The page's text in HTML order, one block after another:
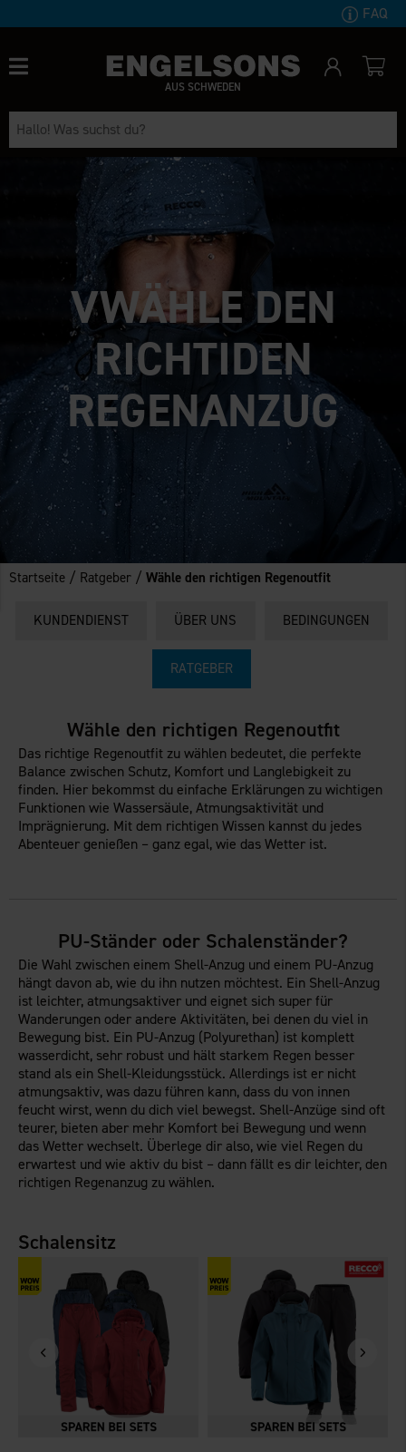
FAQ
AUS SCHWEDEN
VWÄHLE DEN
RICHTIDEN
REGENANZUG
Startseite / Ratgeber /Wähle den richtigen Regenoutfit
KUNDENDIENST ÜBER UNS BEDINGUNGEN
RATGEBER
Wähle den richtigen Regenoutfit
Das richtige Regenoutfit zu wählen bedeutet, die perfekte
Balance zwischen Schutz, Komfort und Langlebigkeit zu
finden. Hier bekommst du einfache Erklärungen zu wichtigen
Funktionen wie Wassersäule, Atmungsaktivität und
Imprägnierung. Mit dem richtigen Wissen kannst du jedes
Abenteuer genießen – ganz egal, wie das Wetter ist.
PU-Ständer oder Schalenständer?
Die Wahl zwischen einem Shell-Anzug und einem PU-Anzug
hängt davon ab, wie du ihn nutzen möchtest. Ein Shell-Anzug
ist leichter, atmungsaktiver und eignet sich super für
Wanderungen oder andere Aktivitäten, bei denen du viel in
Bewegung bist. Ein PU-Anzug (Polyurethan) ist komplett
wasserdicht, sehr robust und hält starkem Regen besser
stand als ein Shell-Kleidungsstück. Allerdings ist er nicht
atmungsaktiv, was dazu führen kann, dass du von innen
feucht wirst, wenn du dich viel bewegst. Shell-Anzüge sind oft
teurer, bieten aber mehr Komfort bei Bewegung und wenn
das Wetter wechselt. Überlege dir also, wie viel Regen du
erwartest und wie aktiv du bist – dann fällt es dir leichter, den
richtigen Regenanzug zu wählen.
Schalensitz